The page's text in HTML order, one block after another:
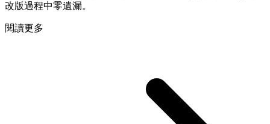
改版過程中零遺漏。
閱讀更多